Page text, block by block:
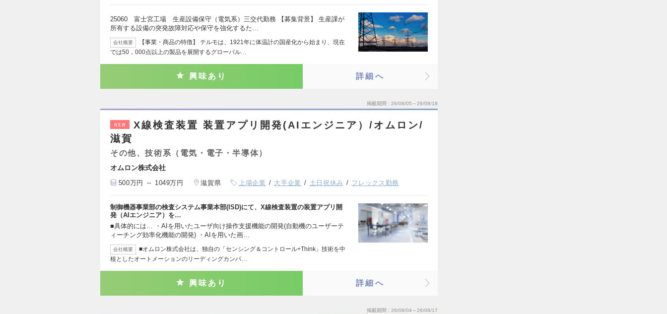
25060 富士宮工場 生産設備保守（電気系）三交代勤務 【募集背景】 生産課が
所有する設備の突発故障対応や保守を強化するた…
会社概要
【事業・商品の特徴】 テルモは、1921年に体温計の国産化から始まり、現在
では50，000点以上の製品を展開するグローバル…
興味あり 詳細へ
掲載期間 26/08/05～26/08/18
NEW
X線検査装置 装置アプリ開発(AIエンジニア）/オムロン/
滋賀
その他、技術系（電気・電子・半導体）
オムロン株式会社
500万円 ～ 1049万円 滋賀県 上場企業 大手企業 土日祝休み フレックス勤務
制御機器事業部の検査システム事業本部(ISD)にて、X線検査装置の装置アプリ開
発（AIエンジニア）を…
■具体的には… ・AIを用いたユーザ向け操作支援機能の開発(自動機のユーザーテ
ィーチング効率化機能の開発) ・AIを用いた画…
会社概要
■オムロン株式会社は、独自の「センシング＆コントロール+Think」技術を中
核としたオートメーションのリーディングカンパ…
興味あり 詳細へ
掲載期間 26/08/04～26/08/17